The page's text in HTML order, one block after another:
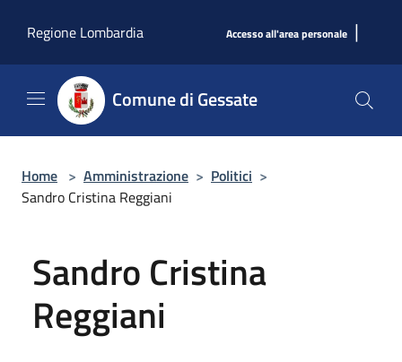
Regione Lombardia
Accesso all'area personale |
Comune di Gessate
Home > Amministrazione > Politici >
Sandro Cristina Reggiani
Sandro Cristina
Reggiani